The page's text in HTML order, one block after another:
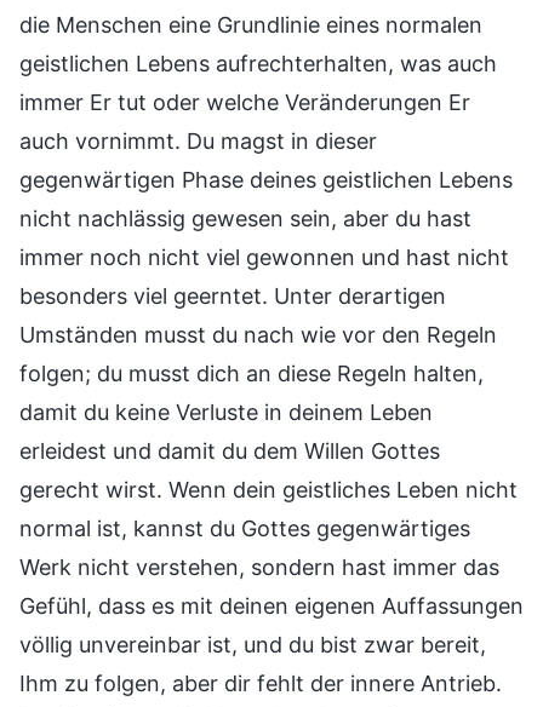
die Menschen eine Grundlinie eines normalen
geistlichen Lebens aufrechterhalten, was auch
immer Er tut oder welche Veränderungen Er
auch vornimmt. Du magst in dieser
gegenwärtigen Phase deines geistlichen Lebens
nicht nachlässig gewesen sein, aber du hast
immer noch nicht viel gewonnen und hast nicht
besonders viel geerntet. Unter derartigen
Umständen musst du nach wie vor den Regeln
folgen; du musst dich an diese Regeln halten,
damit du keine Verluste in deinem Leben
erleidest und damit du dem Willen Gottes
gerecht wirst. Wenn dein geistliches Leben nicht
normal ist, kannst du Gottes gegenwärtiges
Werk nicht verstehen, sondern hast immer das
Gefühl, dass es mit deinen eigenen Auffassungen
völlig unvereinbar ist, und du bist zwar bereit,
Ihm zu folgen, aber dir fehlt der innere Antrieb.